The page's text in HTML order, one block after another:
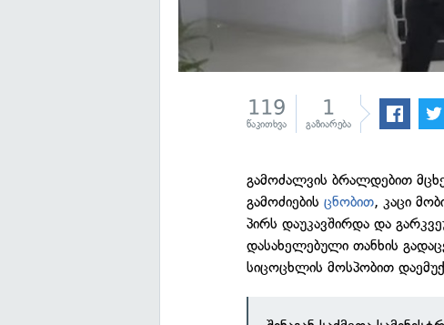
119
წაკითხვა
1
გაზიარება
გამოძალვის ბრალდებით
გამოძიებისცნობით, კაცი
პირს დაუკავშირდა და
დასახელებული თანხის
სიცოცხლის მოსპობით